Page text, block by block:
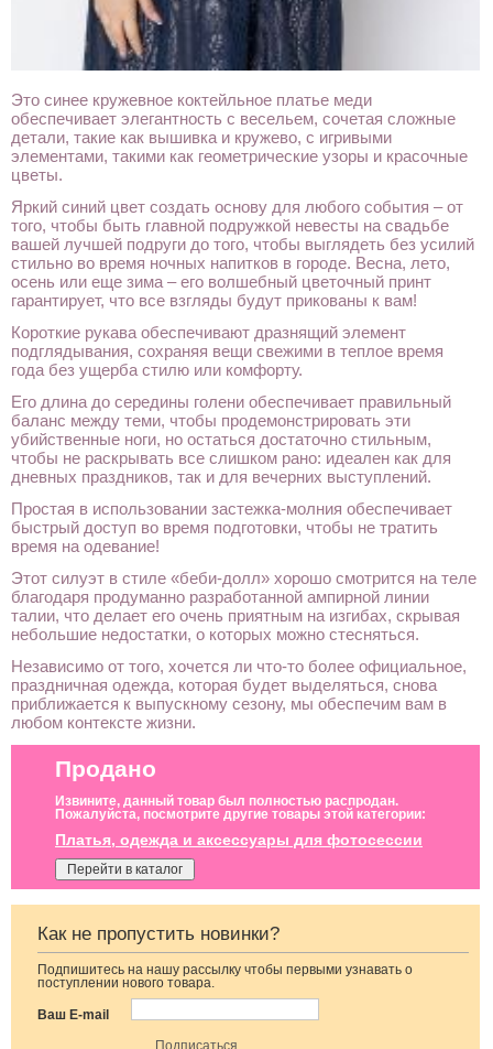
Это синее кружевное коктейльное платье меди
обеспечивает элегантность с весельем, сочетая сложные
детали, такие как вышивка и кружево, с игривыми
элементами, такими как геометрические узоры и красочные
цветы.
Яркий синий цвет создать основу для любого события – от
того, чтобы быть главной подружкой невесты на свадьбе
вашей лучшей подруги до того, чтобы выглядеть без усилий
стильно во время ночных напитков в городе. Весна, лето,
осень или еще зима – его волшебный цветочный принт
гарантирует, что все взгляды будут прикованы к вам!
Короткие рукава обеспечивают дразнящий элемент
подглядывания, сохраняя вещи свежими в теплое время
года без ущерба стилю или комфорту.
Его длина до середины голени обеспечивает правильный
баланс между теми, чтобы продемонстрировать эти
убийственные ноги, но остаться достаточно стильным,
чтобы не раскрывать все слишком рано: идеален как для
дневных праздников, так и для вечерних выступлений.
Простая в использовании застежка-молния обеспечивает
быстрый доступ во время подготовки, чтобы не тратить
время на одевание!
Этот силуэт в стиле «беби-долл» хорошо смотрится на теле
благодаря продуманно разработанной ампирной линии
талии, что делает его очень приятным на изгибах, скрывая
небольшие недостатки, о которых можно стесняться.
Независимо от того, хочется ли что-то более официальное,
праздничная одежда, которая будет выделяться, снова
приближается к выпускному сезону, мы обеспечим вам в
любом контексте жизни.
Продано
Извините, данный товар был полностью распродан.
Пожалуйста, посмотрите другие товары этой категории:
Платья, одежда и аксессуары для фотосессии
Перейти в каталог
Как не пропустить новинки?
Подпишитесь на нашу рассылку чтобы первыми узнавать о
поступлении нового товара.
Ваш E-mail
Короткое черное
нарядное
короткое платье
на выпускной
Вечернее
коричневого
цвета
Вечернее платье